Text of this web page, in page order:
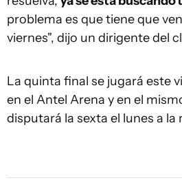
problema es que tiene que
viernes", dijo un dirigente del
La quinta final se jugará este
en el Antel Arena y en el
disputará la sexta el lunes a la